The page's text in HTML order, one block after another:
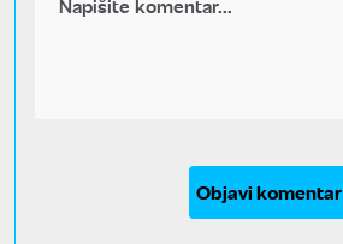
Objavi komentar